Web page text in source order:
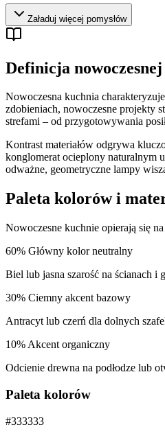
Załaduj więcej pomysłów
Definicja
Nowoczesna kuchnia
zdobieniach, nowoczesne projekty
strefami – od przygotowywania
Kontrast materiałów odgrywa
konglomerat ocieplony naturalnym
odważne, geometryczne lampy
Paleta kolorów i
Nowoczesne kuchnie opierają się
60% Główny kolor neutralny
Biel lub jasna szarość na ścianach i
30% Ciemny akcent bazowy
Antracyt lub czerń dla dolnych
10% Akcent organiczny
Odcienie drewna na podłodze lub
Paleta kolorów
#333333